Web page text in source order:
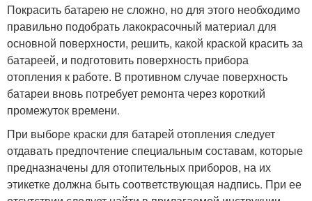
Покрасить батарею не сложно, но для этого необходимо
правильно подобрать лакокрасочный материал для
основной поверхности, решить, какой краской красить за
батареей, и подготовить поверхность прибора
отопления к работе. В противном случае поверхность
батареи вновь потребует ремонта через короткий
промежуток времени.
При выборе краски для батарей отопления следует
отдавать предпочтение специальным составам, которые
предназначены для отопительных приборов, на их
этикетке должна быть соответствующая надпись. При ее